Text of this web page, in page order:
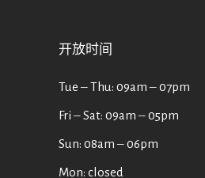
开放时间
Tue ‒ Thu: 09am ‒ 07pm
Fri ‒ Sat: 09am ‒ 05pm
Sun: 08am ‒ 06pm
Mon: closed